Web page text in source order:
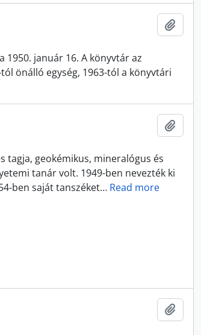
január 16. A könyvtár az
önálló egység, 1963-tól a könyvtári
tagja, geokémikus, mineralógus és
tanár volt. 1949-ben nevezték ki
ben saját tanszéket… Read more